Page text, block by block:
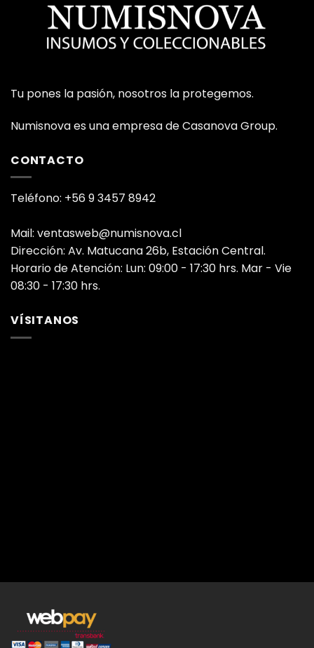
Tu pones la pasión, nosotros la protegemos.
Numisnova es una empresa de Casanova Group.
CONTACTO
Teléfono: +56 9 3457 8942
Mail: ventasweb@numisnova.cl
Dirección: Av. Matucana 26b, Estación Central.
Horario de Atención: Lun: 09:00 - 17:30 hrs. Mar - Vie
08:30 - 17:30 hrs.
VÍSITANOS